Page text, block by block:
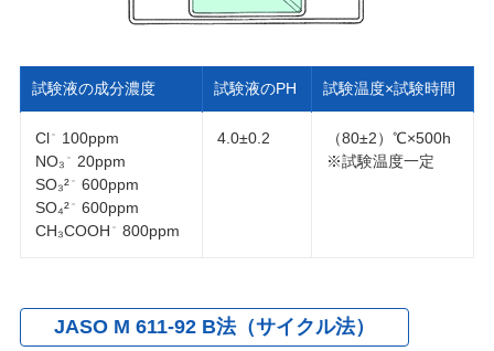
試験液の成分濃度 試験液のPH 試験温度×試験時間
Cl －
100ppm
NO₃ －
20ppm
SO₃² －
600ppm
SO₄² －
600ppm
CH₃COOH － 800ppm
4.0±0.2
（80±2）℃×500h
※試験温度一定
JASO M 611-92 B法（サイクル法）